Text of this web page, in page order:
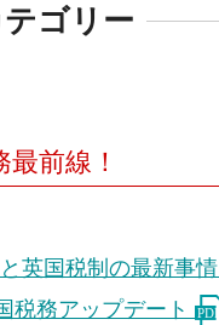
ゴリー
前線！
と英国税制の最新事情
税務アップデート